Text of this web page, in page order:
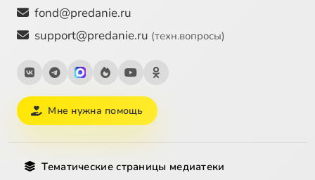
fond@predanie.ru
support@predanie.ru (техн.вопросы)
Мне нужна помощь
Тематические страницы медиатеки